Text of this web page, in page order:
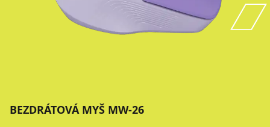
BEZDRÁTOVÁ MYŠ MW-26